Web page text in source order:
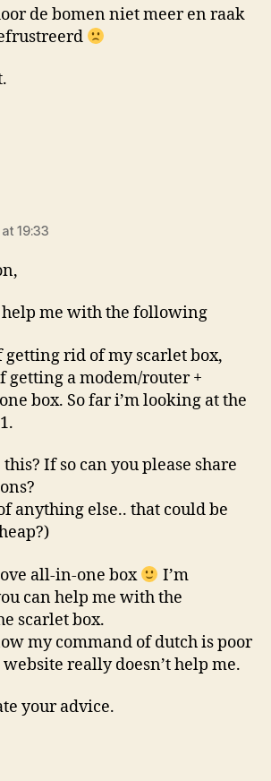
de bomen niet meer en raak
19:33
help me with the following
rid of my scarlet box,
getting a modem/router +
box. So far i’m looking at the
If so can you please share
anything else.. that could be
all-in-one box
I’m
can help me with the
scarlet box.
my command of dutch is poor
really doesn’t help me.
your advice.